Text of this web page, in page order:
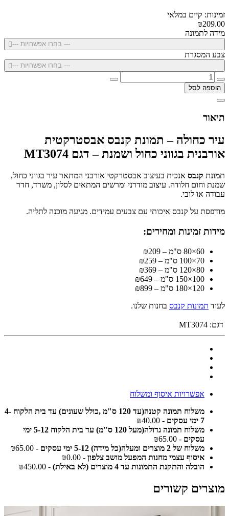
זמינות: קיים במלאי
₪209.00
מידה לתמונה
--- בחרו אפשרויות ---
צבע המסגרת
--- בחרו אפשרויות ---
הוספה לסל
תיאור
עיר כחולה – תמונת קנבס אבסטרקטית
אורבנית בגווני כחול ושמנת – דגם MT3074
תמונת קנבס אנכית בעיצוב אבסטרקטי אורבני המתאר עיר בגווני כחול,
שמנת וחום חלודה. עיצוב מודרני ומרשים המתאים לסלון, משרד, חדר
עבודה או לובי.
מודפסת על קנבס איכותי עם צבעים עמידים. מגיעה מוכנה לתליה.
מידות זמינות ומחירים:
60×80 ס"מ – ₪209
70×100 ס"מ – ₪259
80×120 ס"מ – ₪369
100×150 ס"מ – ₪649
120×180 ס"מ – ₪899
לעוד תמונות קנבס בחנות שלנו.
דגם: MT3074
אפשרויות איסוף ומשלוח
משלוח תמונה קטנה(עד 120 ס"מ ,כולל שעונים) עד בית הלקוח 4-
7 ימי עסקים
- ₪40.00
משלוח תמונה גדולה(מעל 120 ס"מ) עד בית הלקוח 5-12 ימי
עסקים - ₪65.00
משלוח של 2 מוצרים ומעלה(כל מידה) 5-12 ימי עסקים
- ₪65.00
איסוף עצמי מחנות המפעל מושב צלפון - ₪0.00
הובלה והתקנת התמונות עד 4 מוצרים (לא באילת)
- ₪450.00
מוצרים קשורים